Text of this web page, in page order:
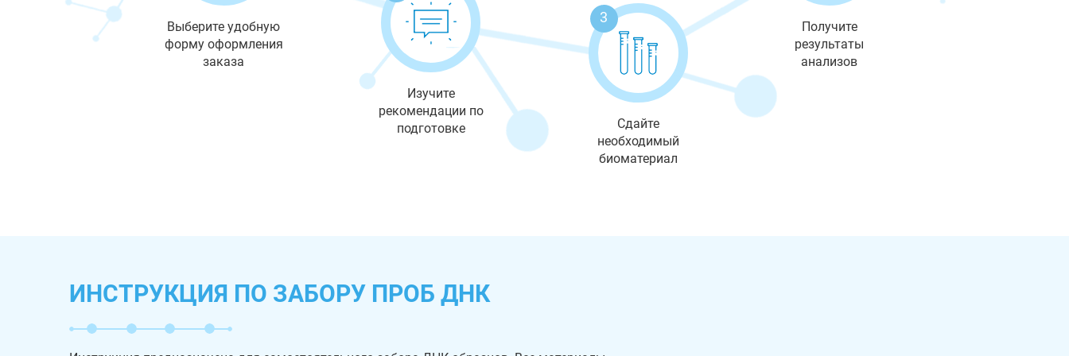
Выберите удобную
форму оформления
заказа
Изучите
рекомендации по
подготовке
3
Сдайте
необходимый
биоматериал
Получите
результаты
анализов
ИНСТРУКЦИЯ ПО ЗАБОРУ ПРОБ ДНК